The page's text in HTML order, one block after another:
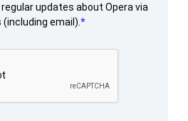
updates about Opera via
email).